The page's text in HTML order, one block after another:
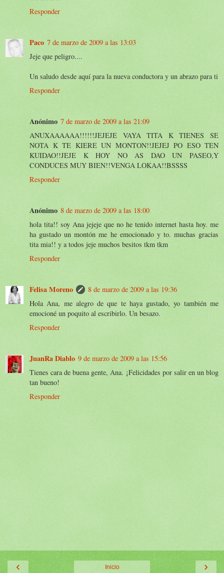
Responder
Paco 7 de marzo de 2009 a las 13:03
Jeje que peligro....
Un saludo desde aquí para la nueva conductora y un abrazo para ti
Responder
Anónimo 7 de marzo de 2009 a las 21:09
ANUXAAAAAA!!!!!!JEJEJE VAYA TITA K TIENES SE
NOTA K TE KIERE UN MONTON!!JEJEJ PO ESO TEN
KUIDAO!!JEJE K HOY NO AS DAO UN PASEO,Y
CONDUCES MUY BIEN!!VENGA LOKAA!!BSSSS
Responder
Anónimo 8 de marzo de 2009 a las 18:00
hola tita!! soy Ana jejeje que no he tenido internet hasta hoy. me
ha gustado un montón me he emocionado y to. muchas gracias
tita mia!! y a todos jeje muchos besitos tkm tkm
Responder
Felisa Moreno
8 de marzo de 2009 a las 19:36
Hola Ana, me alegro de que te haya gustado, yo también me
emocioné un poquito al escribirlo. Un besazo.
Responder
JuanRa Diablo 9 de marzo de 2009 a las 15:56
Tienes cara de buena gente, Ana. ¡Felicidades por salir en un blog
tan bueno!
Responder
‹ ›
Inicio